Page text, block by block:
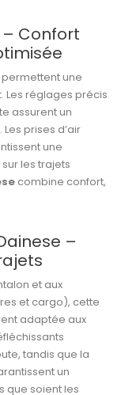
Confort
une
Les réglages précis
assurent un
prises d’air
une
les trajets
combine confort,
–
et aux
et cargo), cette
adaptée aux
tandis que la
un
que soient les